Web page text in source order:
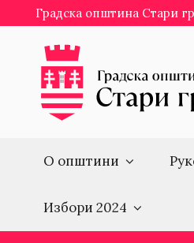
to
content
Градска општина Стари
О општини
Избори 2024